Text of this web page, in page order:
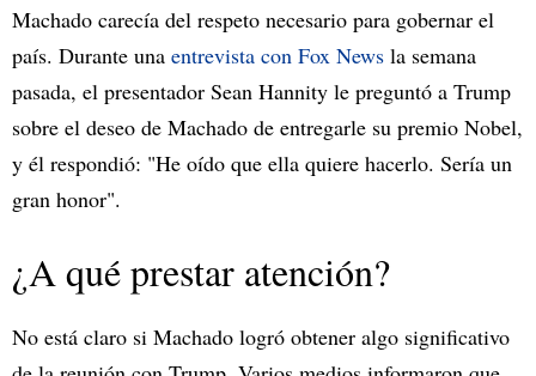
Machado carecía del respeto necesario para gobernar el
país. Durante una entrevista con Fox News la semana
pasada, el presentador Sean Hannity le preguntó a Trump
sobre el deseo de Machado de entregarle su premio Nobel,
y él respondió: "He oído que ella quiere hacerlo. Sería un
gran honor".
¿A qué prestar atención?
No está claro si Machado logró obtener algo significativo